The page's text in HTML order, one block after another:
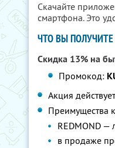
Скачайте
смартфона. Это
ЧТО ВЫ ПОЛУЧИТЕ
Скидка 13% на
Промокод:
Акция
Преимущества
REDMOND —
в продаже